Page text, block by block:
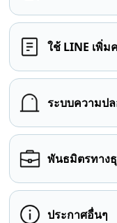
ใช้ LINE เพิ่ม
ระบบความป
พันธมิตรทาง
ประกาศอื่นๆ